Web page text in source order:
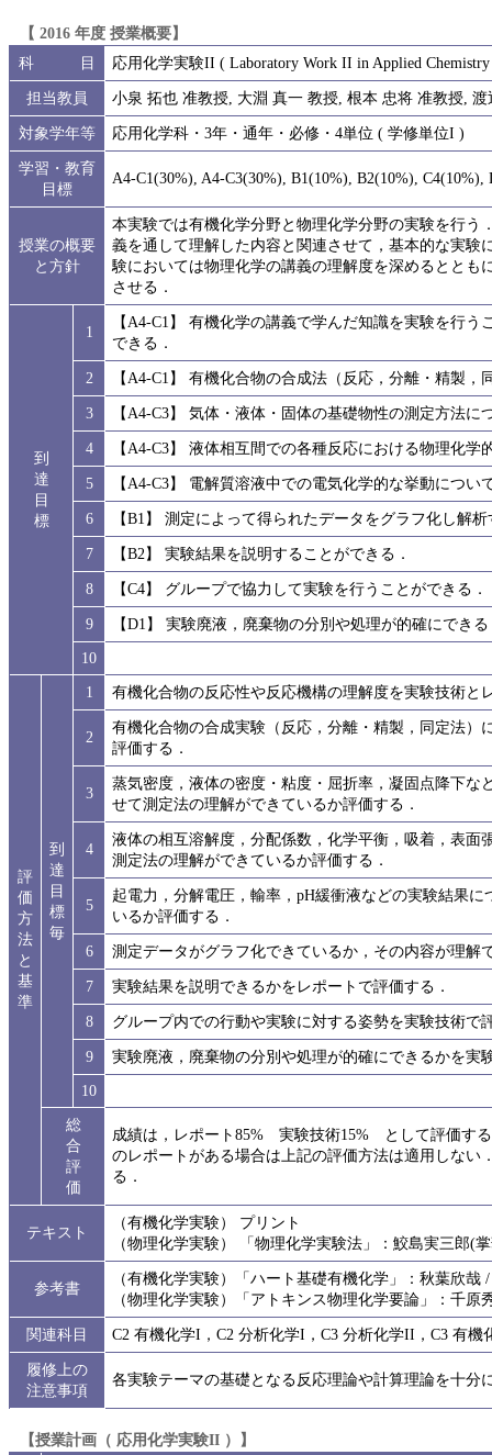
【 2016 年度 授業概要】
科 目
応用化学実験II ( Laboratory Work II in Applied
担当教員
小泉 拓也 准教授, 大淵 真一 教授, 根本 忠将 准教授,
対象学年等
応用化学科・3年・通年・必修・4単位 ( 学修単位I )
学習・教育
目標
A4-C1(30%), A4-C3(30%), B1(10%), B2(10%), C4(10%),
授業の概要
と方針
本実験では有機化学分野と物理化学分野の実験を行
義を通して理解した内容と関連させて，基本的な実
験においては物理化学の講義の理解度を深めるとと
させる．
到
達
目
標
1
【A4-C1】 有機化学の講義で学んだ知識を実験を行
できる．
2
【A4-C1】 有機化合物の合成法（反応，分離・精製
3
【A4-C3】 気体・液体・固体の基礎物性の測定方法
4
【A4-C3】 液体相互間での各種反応における物理化
5
【A4-C3】 電解質溶液中での電気化学的な挙動につ
6
【B1】 測定によって得られたデータをグラフ化し解
7
【B2】 実験結果を説明することができる．
8
【C4】 グループで協力して実験を行うことができる．
9
【D1】 実験廃液，廃棄物の分別や処理が的確にできる
10
評
価
方
法
と
基
準
到
達
目
標
毎
1 有機化合物の反応性や反応機構の理解度を実験技術と
2
有機化合物の合成実験（反応，分離・精製，同定法
評価する．
3
蒸気密度，液体の密度・粘度・屈折率，凝固点降下
せて測定法の理解ができているか評価する．
4
液体の相互溶解度，分配係数，化学平衡，吸着，表
測定法の理解ができているか評価する．
5
起電力，分解電圧，輸率，pH緩衝液などの実験結果
いるか評価する．
6
測定データがグラフ化できているか，その内容が理解
7
実験結果を説明できるかをレポートで評価する．
8
グループ内での行動や実験に対する姿勢を実験技術で
9
実験廃液，廃棄物の分別や処理が的確にできるかを実
10
総
合
評
価
成績は，レポート85% 実験技術15% として評価す
のレポートがある場合は上記の評価方法は適用しな
る．
テキスト
（有機化学実験） プリント
（物理化学実験） 「物理化学実験法」：鮫島実三郎(
参考書
（有機化学実験）「ハート基礎有機化学」：秋葉欣哉
（物理化学実験）「アトキンス物理化学要論」：千原
関連科目
C2 有機化学I，C2 分析化学I，C3 分析化学II，C3 有機
履修上の
注意事項
各実験テーマの基礎となる反応理論や計算理論を十分
【授業計画（ 応用化学実験II ）】